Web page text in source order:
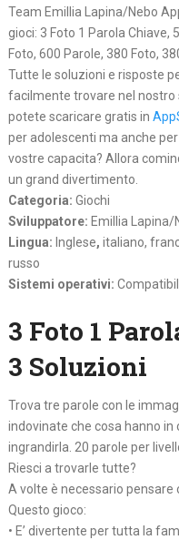
Team Emillia Lapina/Nebo
gioci: 3 Foto 1 Parola Chiave,
Foto, 600 Parole, 380 Foto,
Tutte le soluzioni e risposte
facilmente trovare nel nostro
potete scaricare gratis in
per adolescenti ma anche
vostre capacita? Allora
un grand divertimento.
Categoria: Giochi
Sviluppatore: Emillia Lapina/
Lingua: Inglese, italiano,
russo
Sistemi operativi:
3 Foto 1
3 Soluzioni
Trova tre parole con le
indovinate che cosa hanno
ingrandirla. 20 parole per
Riesci a trovarle tutte?
A volte è necessario pensare
Questo gioco:
• E’ divertente per tutta la